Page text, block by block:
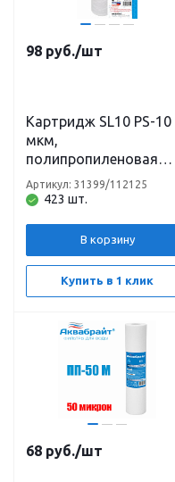
98 руб./шт
Картридж SL10 PS-10
мкм,
полипропиленовая
нить Нептун/Аквадело
423 шт.
Артикул: 31399/112125
В корзину
Купить в 1 клик
68 руб./шт